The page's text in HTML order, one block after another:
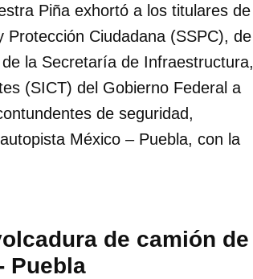
Piña exhortó a los titulares de
Protección Ciudadana (SSPC), de
la Secretaría de Infraestructura,
(SICT) del Gobierno Federal a
de seguridad,
México – Puebla, con la
de camión de
Puebla